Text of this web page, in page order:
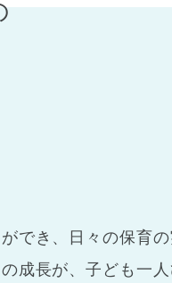
でき、日々の保育
成長が、子ども一